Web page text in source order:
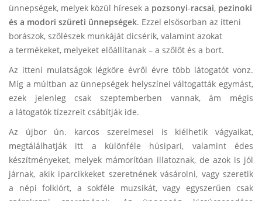
ünnepségek, melyek közül híresek a pozsonyi-racsai, pezinoki
és a modori szüreti ünnepségek. Ezzel elsősorban az itteni
borászok, szőlészek munkáját dicsérik, valamint azokat
a termékeket, melyeket előállítanak – a szőlőt és a bort.
Az itteni mulatságok légköre évről évre több látogatót vonz.
Míg a múltban az ünnepségek helyszínei váltogatták egymást,
ezek jelenleg csak szeptemberben vannak, ám mégis
a látogatók tízezreit csábítják ide.
Az újbor ún. karcos szerelmesei is kiélhetik vágyaikat,
megtálálhatják itt a különféle húsipari, valamint édes
készítményeket, melyek mámorítóan illatoznak, de azok is jól
járnak, akik iparcikkeket szeretnének vásárolni, vagy szeretik
a népi folklórt, a sokféle muzsikát, vagy egyszerűen csak